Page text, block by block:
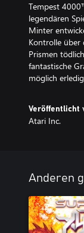
Tempest
legendären
Minter
Kontrolle über
Prismen
fantastische
möglich
Veröffentlicht
Atari Inc.
Anderen